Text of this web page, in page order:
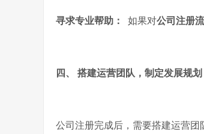
寻求专业帮助： 如果对公司注册
四、 搭建运营团队，制定发展规划
公司注册完成后，需要搭建运营